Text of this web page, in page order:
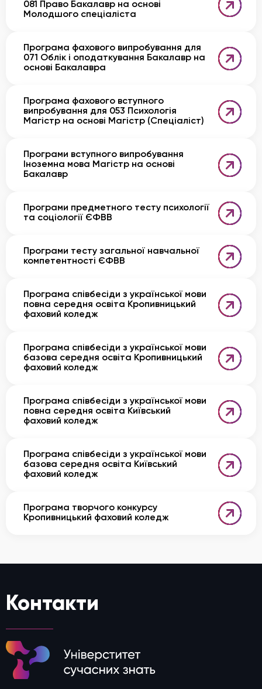
081 Право Бакалавр на основі
Молодшого спеціаліста
Програма фахового випробування для
071 Облік і оподаткування Бакалавр на
основі Бакалавра
Програма фахового вступного
випробування для 053 Психологія
Магістр на основі Магістр (Спеціаліст)
Програми вступного випробування
Іноземна мова Магістр на основі
Бакалавр
Програми предметного тесту психології
та соціології ЄФВВ
Програми тесту загальної навчальної
компетентності ЄФВВ
Програма співбесіди з української мови
повна середня освіта Кропивницький
фаховий коледж
Програма співбесіди з української мови
базова середня освіта Кропивницький
фаховий коледж
Програма співбесіди з української мови
повна середня освіта Київський
фаховий коледж
Програма співбесіди з української мови
базова середня освіта Київський
фаховий коледж
Програма творчого конкурсу
Кропивницький фаховий коледж
Контакти